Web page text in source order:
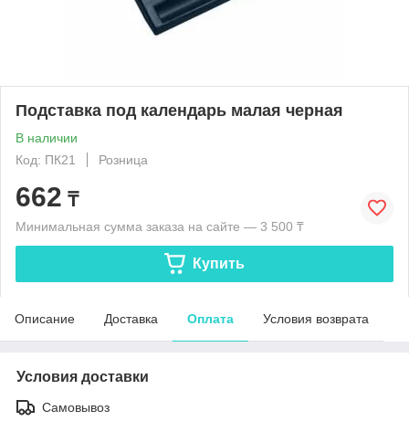
Подставка под календарь малая черная
В наличии
Код: ПК21
Розница
662 ₸
Минимальная сумма заказа на сайте — 3 500 ₸
Купить
Описание Доставка Оплата Условия возврата
Условия доставки
Самовывоз